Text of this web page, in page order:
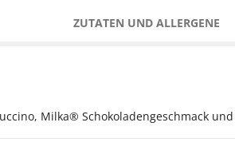
ZUTATEN UND ALLERGENE
Milka® Schokoladengeschmack